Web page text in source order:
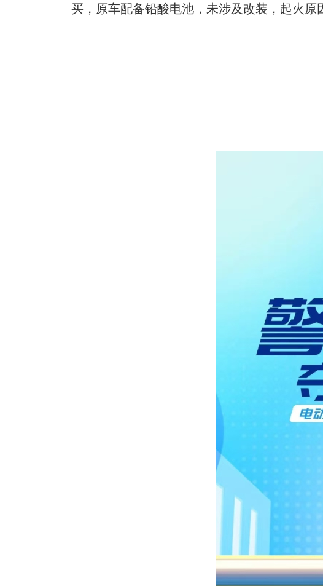
买，原车配备铅酸电池，未涉及改装，起火原